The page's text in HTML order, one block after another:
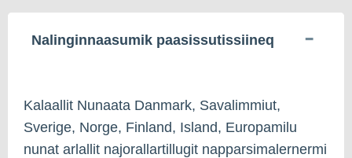
Nalinginnaasumik paasissutissiineq
Kalaallit Nunaata Danmark, Savalimmiut,
Sverige, Norge, Finland, Island, Europamilu
nunat arlallit najorallartillugit napparsimalernermi